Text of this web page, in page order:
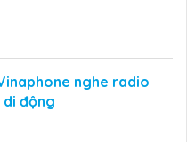
nghe radio
động